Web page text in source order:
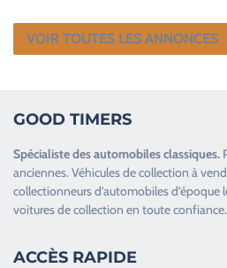
VOIR TOUTES LES ANNONCES
GOOD TIMERS
Spécialiste desautomobiles classiques.
anciennes.Véhicules de collection à
collectionneurs d’automobiles d’époque
voitures de collection en toute confiance.
ACCÈS RAPIDE